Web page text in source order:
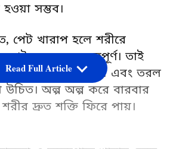
হওয়া সম্ভব।
পেট খারাপ হলে শরীরে
সবচেয়ে গুরুত্বপূর্ণ। তাই
বিশুদ্ধ জল, ওআরএস এবং তরল
উচিত। অল্প অল্প করে বারবার
দ্রুত শক্তি ফিরে পায়।
Read Full Article